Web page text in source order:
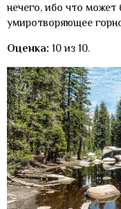
нечего, ибо что может
умиротворяющее
Оценка: 10 из 10.